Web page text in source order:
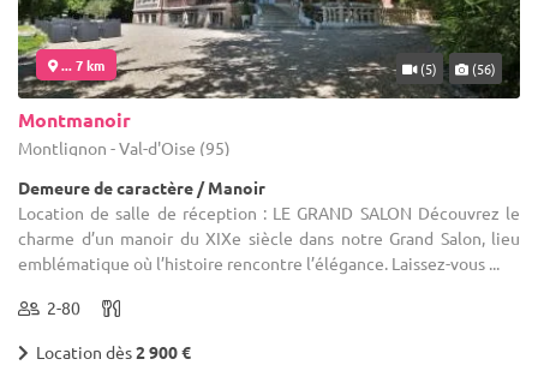
... 7 km (5) (56)
Montmanoir
Montlignon - Val-d'Oise (95)
Demeure de caractère / Manoir
Location de salle de réception : LE GRAND SALON Découvrez le
charme d’un manoir du XIXe siècle dans notre Grand Salon, lieu
emblématique où l’histoire rencontre l’élégance. Laissez-vous ...
2-80
Location dès2 900 €